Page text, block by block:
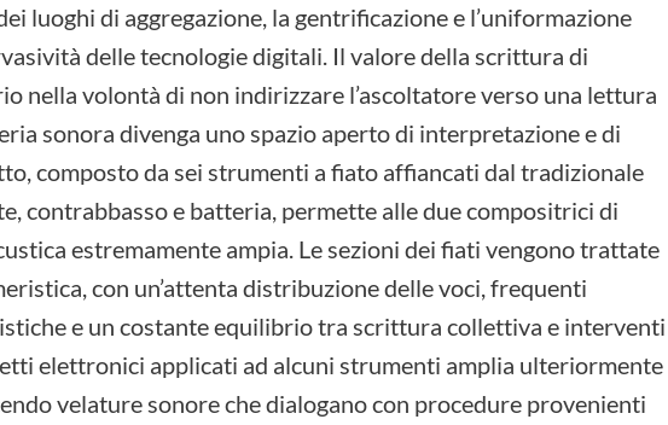
luoghi di aggregazione, la gentrificazione e l’uniformazione
delle tecnologie digitali. Il valore della scrittura di
nella volontà di non indirizzare l’ascoltatore verso una lettura
sonora divenga uno spazio aperto di interpretazione e di
composto da sei strumenti a fiato affiancati dal tradizionale
contrabbasso e batteria, permette alle due compositrici di
estremamente ampia. Le sezioni dei fiati vengono trattate
con un’attenta distribuzione delle voci, frequenti
e un costante equilibrio tra scrittura collettiva e interventi
elettronici applicati ad alcuni strumenti amplia ulteriormente
velature sonore che dialogano con procedure provenienti